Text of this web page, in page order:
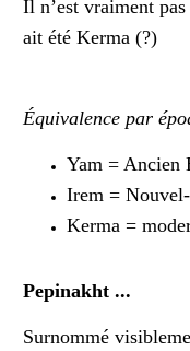
Il n’est vraiment
ait été Kerma (?)
Équivalence par
Yam = Ancien
Irem =
Kerma =
Pepinakht ...
Surnommé